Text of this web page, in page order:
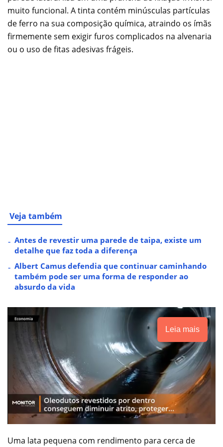
muito funcional. A tinta contém minúsculas partículas
de ferro na sua composição química, atraindo os ímãs
firmemente sem exigir furos complicados na alvenaria
ou o uso de fitas adesivas frágeis.
Veja também
Antes de revestir uma parede de taipa, existe um
detalhe que faz toda a diferença
Albert Camus defendia que continuar caminhando
também pode ser uma forma de responder ao
absurdo da vida
Leia mais
Uma lata pequena com rendimento para cerca de